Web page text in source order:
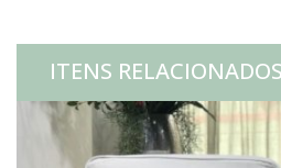
ITENS RELACIONADOS